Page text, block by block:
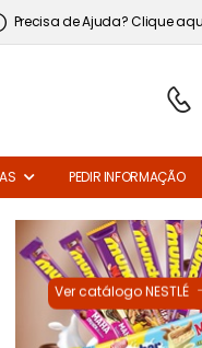
Precisa de Ajuda? Clique
PEDIR INFORMAÇÃO
Ver catálogo NESTLÉ